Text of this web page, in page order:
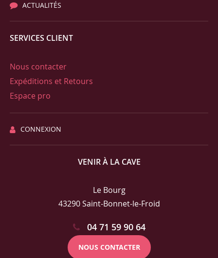
ACTUALITÉS
SERVICES CLIENT
Nous contacter
Expéditions et Retours
Espace pro
CONNEXION
VENIR À LA CAVE
Le Bourg
43290 Saint-Bonnet-le-Froid
04 71 59 90 64
NOUS CONTACTER